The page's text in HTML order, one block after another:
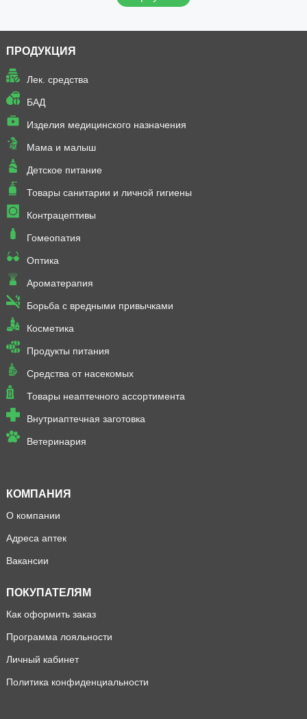
ПРОДУКЦИЯ
Лек. средства
БАД
Изделия медицинского назначения
Мама и малыш
Детское питание
Товары санитарии и личной гигиены
Контрацептивы
Гомеопатия
Оптика
Ароматерапия
Борьба с вредными привычками
Косметика
Продукты питания
Средства от насекомых
Товары неаптечного ассортимента
Внутриаптечная заготовка
Ветеринария
КОМПАНИЯ
О компании
Адреса аптек
Вакансии
ПОКУПАТЕЛЯМ
Как оформить заказ
Программа лояльности
Личный кабинет
Политика конфиденциальности